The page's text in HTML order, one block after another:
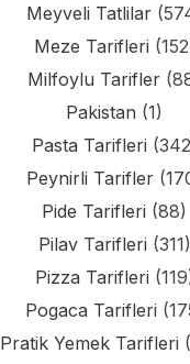
Meyveli Tatlilar
Meze Tarifleri
Milfoylu Tarifler
Pakistan (1)
Pasta Tarifleri
Peynirli Tarifler
Pide Tarifleri (88)
Pilav Tarifleri (311)
Pizza Tarifleri
Pogaca Tarifleri
Pratik Yemek Tarifleri